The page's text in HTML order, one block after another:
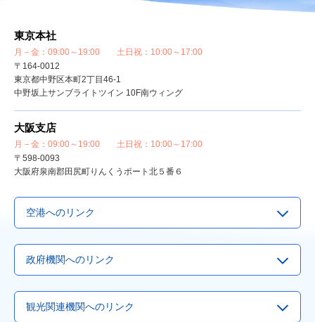
東京本社
月－金：09:00～19:00 土日祝：10:00～17:00
〒164-0012
東京都中野区本町2丁目46-1
中野坂上サンブライトツイン 10F南ウィング
大阪支店
月－金：09:00～19:00 土日祝：10:00～17:00
〒598-0093
大阪府泉南郡田尻町りんくうポート北５番６
空港へのリンク
▶成田空港
▶羽田空港
▶中部国際空港
政府機関へのリンク
▶Visit Japan Webサービス
▶観光庁
観光関連機関へのリンク